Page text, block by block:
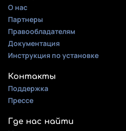
О нас
Партнеры
Правообладателям
Документация
Инструкция по установке
Контакты
Поддержка
Прессе
Где нас найти